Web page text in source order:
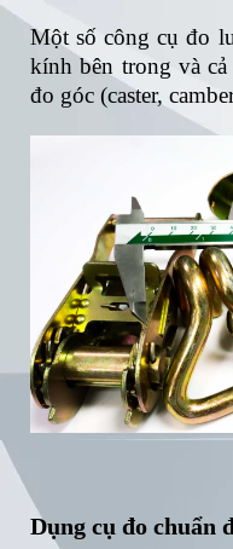
Một số công cụ đo
kính bên trong và
đo góc (caster,
Dụng cụ đo chuẩn